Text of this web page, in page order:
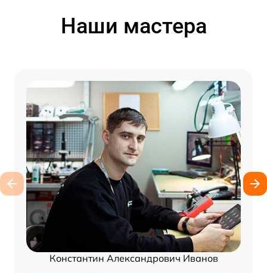
Наши мастера
Константин Александрович Иванов